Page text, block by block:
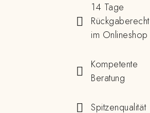
14 Tage
Rückgaberecht
im Onlineshop
Kompetente
Beratung
Spitzenqualität